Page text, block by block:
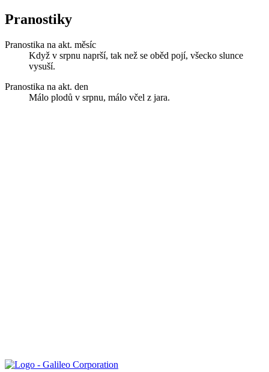
Pranostiky
Pranostika na akt. měsíc
Když v srpnu naprší, tak než se oběd pojí, všecko slunce
vysuší.
Pranostika na akt. den
Málo plodů v srpnu, málo včel z jara.